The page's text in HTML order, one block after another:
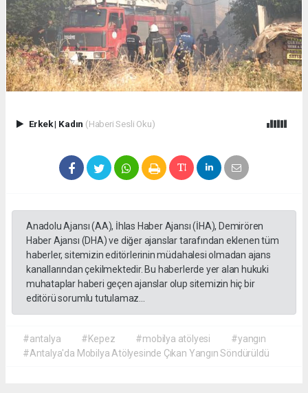
Erkek| Kadın (Haberi Sesli Oku)
Anadolu Ajansı (AA), İhlas Haber Ajansı (İHA), Demirören
Haber Ajansı (DHA) ve diğer ajanslar tarafından eklenen tüm
haberler, sitemizin editörlerinin müdahalesi olmadan ajans
kanallarından çekilmektedir. Bu haberlerde yer alan hukuki
muhataplar haberi geçen ajanslar olup sitemizin hiç bir
editörü sorumlu tutulamaz...
#antalya #Kepez #mobilya atölyesi
#yangın
#Antalya'da Mobilya Atölyesinde Çıkan Yangın Söndürüldü